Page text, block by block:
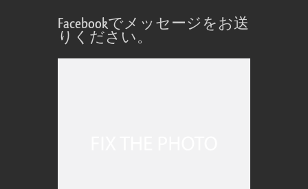
Facebookでメッセージをお送
りください。